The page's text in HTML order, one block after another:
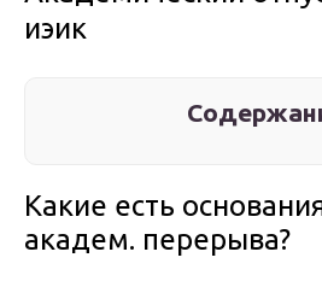
иэик
Какие есть
академ. перерыва?